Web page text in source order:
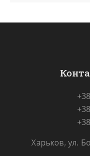
Харьков, ул.